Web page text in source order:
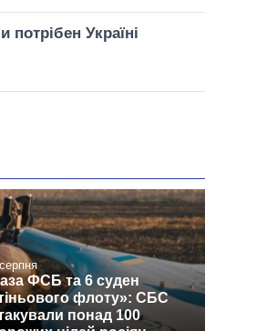
Україні
ФСБ та 6 суден
флоту»: СБС
понад 100